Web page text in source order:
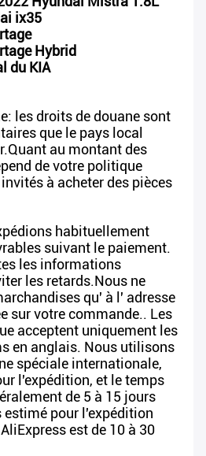
ix35
Hybrid
du KIA
les droits de douane sont
que le pays local
au montant des
de votre politique
à acheter des pièces
habituellement
suivant le paiement.
les informations
les retards.Nous ne
qu' à l' adresse
sur votre commande.. Les
acceptent uniquement les
en anglais. Nous utilisons
spéciale internationale,
l'expédition, et le temps
de 5 à 15 jours
pour l'expédition
est de 10 à 30